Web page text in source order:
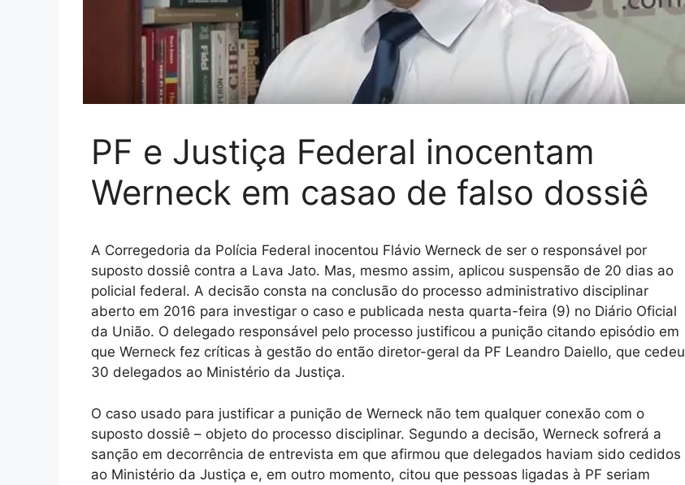
PF e Justiça Federal inocentam
Werneck em casao de falso dossiê
A Corregedoria da Polícia Federal inocentou Flávio Werneck de ser o responsável por
suposto dossiê contra a Lava Jato. Mas, mesmo assim, aplicou suspensão de 20 dias ao
policial federal. A decisão consta na conclusão do processo administrativo disciplinar
aberto em 2016 para investigar o caso e publicada nesta quarta-feira (9) no Diário Oficial
da União. O delegado responsável pelo processo justificou a punição citando episódio em
que Werneck fez críticas à gestão do então diretor-geral da PF Leandro Daiello, que cedeu
30 delegados ao Ministério da Justiça.
O caso usado para justificar a punição de Werneck não tem qualquer conexão com o
suposto dossiê – objeto do processo disciplinar. Segundo a decisão, Werneck sofrerá a
sanção em decorrência de entrevista em que afirmou que delegados haviam sido cedidos
ao Ministério da Justiça e, em outro momento, citou que pessoas ligadas à PF seriam